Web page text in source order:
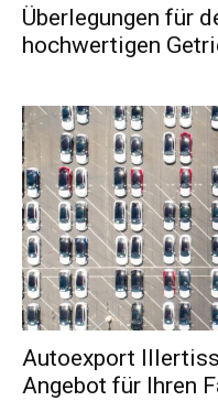
Überlegungen für
hochwertigen
Autoexport
Angebot für Ihren